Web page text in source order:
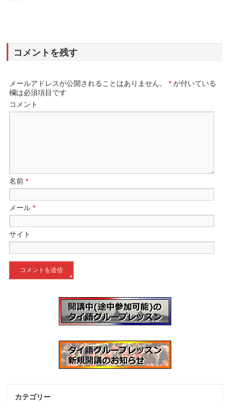
コメントを残す
メールアドレスが公開されることはありません。 * が付いている
欄は必須項目です
コメント
名前*
メール*
サイト
カテゴリー